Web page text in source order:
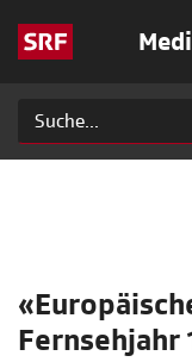
Fernsehjahr